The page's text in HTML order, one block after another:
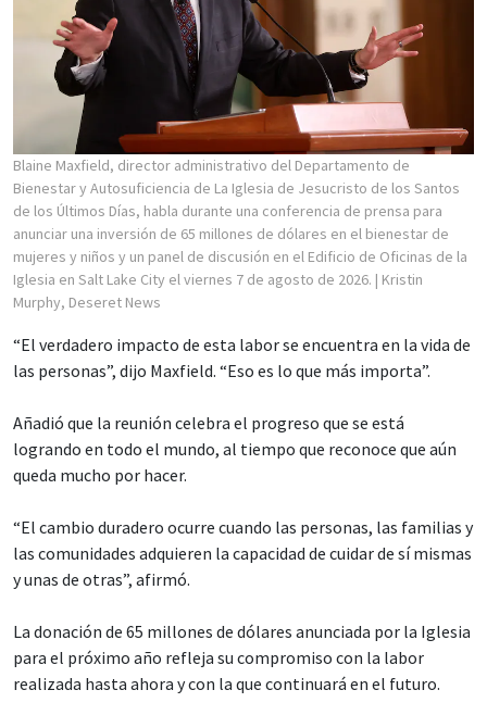
Blaine Maxfield, director administrativo del Departamento de
Bienestar y Autosuficiencia de La Iglesia de Jesucristo de los Santos
de los Últimos Días, habla durante una conferencia de prensa para
anunciar una inversión de 65 millones de dólares en el bienestar de
mujeres y niños y un panel de discusión en el Edificio de Oficinas de la
Iglesia en Salt Lake City el viernes 7 de agosto de 2026. | Kristin
Murphy, Deseret News
“El verdadero impacto de esta labor se encuentra en la vida de
las personas”, dijo Maxfield. “Eso es lo que más importa”.
Añadió que la reunión celebra el progreso que se está
logrando en todo el mundo, al tiempo que reconoce que aún
queda mucho por hacer.
“El cambio duradero ocurre cuando las personas, las familias y
las comunidades adquieren la capacidad de cuidar de sí mismas
y unas de otras”, afirmó.
La donación de 65 millones de dólares anunciada por la Iglesia
para el próximo año refleja su compromiso con la labor
realizada hasta ahora y con la que continuará en el futuro.